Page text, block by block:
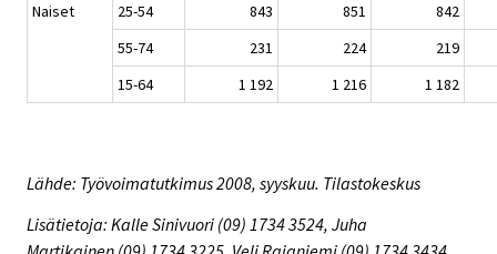
Naiset
25-54
843 851
842
55-74
231 224
219
15-64
1 192 1 216 1 182
Lähde: Työvoimatutkimus 2008, syyskuu. Tilastokeskus
Lisätietoja: Kalle Sinivuori (09) 1734 3524, Juha